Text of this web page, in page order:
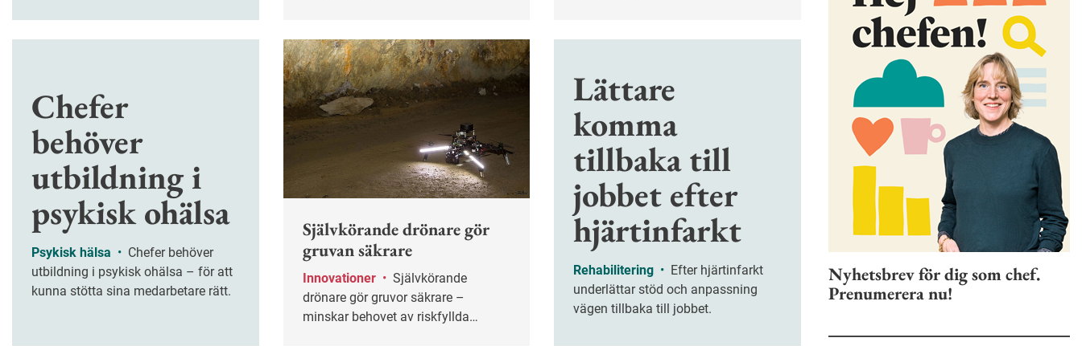
Chefer
behöver
utbildning i
psykisk ohälsa
Psykisk hälsa •
utbildning i psykisk ohälsa – för att
kunna stötta sina medarbetare rätt.
Självkörande drönare gör
gruvan säkrare
Innovationer •
drönare gör gruvor säkrare –
minskar behovet av riskfyllda
Lättare
komma
tillbaka till
jobbet efter
hjärtinfarkt
Rehabilitering •
underlättar stöd och anpassning
vägen tillbaka till jobbet.
Nyhetsbrev för dig som chef.
Prenumerera nu!